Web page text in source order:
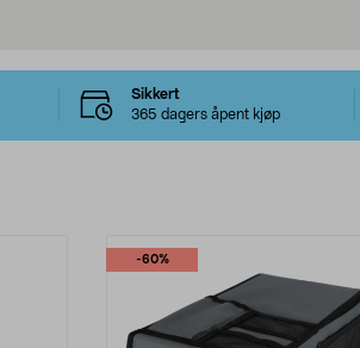
Sikkert
365 dagers åpent kjøp
-60%